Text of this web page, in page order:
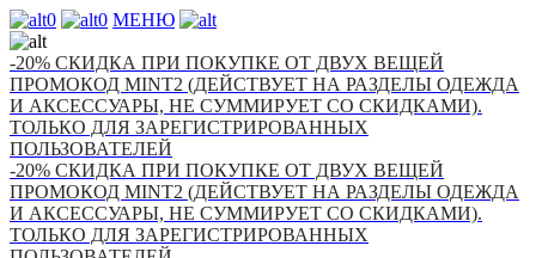
0 0 МЕНЮ
-20% СКИДКА ПРИ ПОКУПКЕ ОТ ДВУХ ВЕЩЕЙ
ПРОМОКОД MINT2 (ДЕЙСТВУЕТ НА РАЗДЕЛЫ ОДЕЖДА
И АКСЕССУАРЫ, НЕ СУММИРУЕТ СО СКИДКАМИ).
ТОЛЬКО ДЛЯ ЗАРЕГИСТРИРОВАННЫХ
ПОЛЬЗОВАТЕЛЕЙ
-20% СКИДКА ПРИ ПОКУПКЕ ОТ ДВУХ ВЕЩЕЙ
ПРОМОКОД MINT2 (ДЕЙСТВУЕТ НА РАЗДЕЛЫ ОДЕЖДА
И АКСЕССУАРЫ, НЕ СУММИРУЕТ СО СКИДКАМИ).
ТОЛЬКО ДЛЯ ЗАРЕГИСТРИРОВАННЫХ